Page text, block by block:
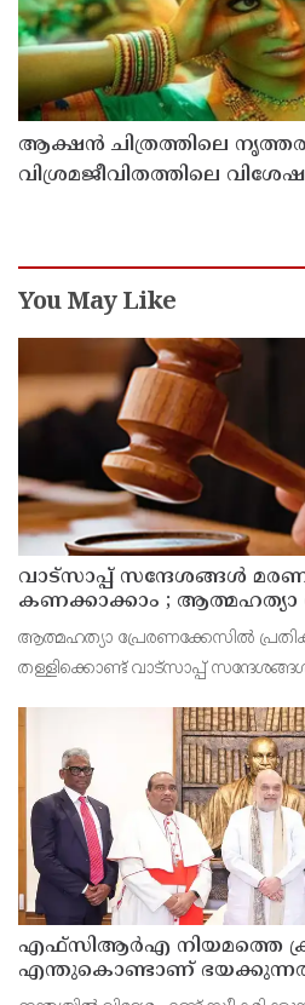
ആക്ഷൻ ചിത്രത്തിലെ
വിശ്രമജീവിതത്തിലെ
You May Like
വാട്സാപ്പ് സന്ദേശങ്ങൾ
കണക്കാക്കാം ; ആത്മഹത്യാ
പ്രതികളുടെ ജാമ്യാപേക്ഷ
ഹൈക്കോടതി
ആത്മഹത്യാ പ്രേരണക്കേസിൽ
തള്ളിക്കൊണ്ട് വാട്സാപ്പ്
കൃഷിഭൂമിയുമായി
എഫ്‌സിആര്‍എ നിയമത്തെ
എന്തുകൊണ്ടാണ്
ഒഴുക്ക് നിലയ്ക്കുമോ,